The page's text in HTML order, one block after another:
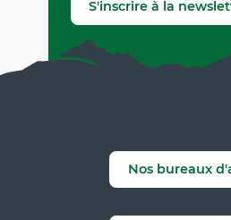
S'inscrire à la
Nos bureaux